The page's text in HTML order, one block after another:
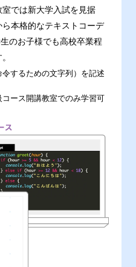
では新大学入試を見据
本格的なテキストコーデ
のお子様でも高校卒業程
するための文字列）を記述
ース開講教室でのみ学習可